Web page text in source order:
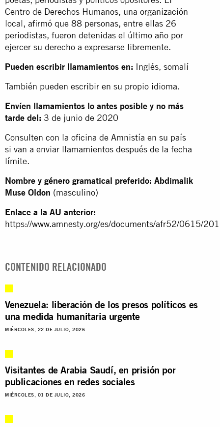
Centro de Derechos Humanos, una organización
local, afirmó que 88 personas, entre ellas 26
periodistas, fueron detenidas el último año por
ejercer su derecho a expresarse libremente.
Pueden escribir llamamientos en: Inglés, somalí
También pueden escribir en su propio idioma.
Envíen llamamientos lo antes posible y no más
tarde del: 3 de junio de 2020
Consulten con la oficina de Amnistía en su país
si van a enviar llamamientos después de la fecha
límite.
Nombre y género gramatical preferido: Abdimalik
Muse Oldon (masculino)
Enlace a la AU anterior:
https://www.amnesty.org/es/documents/afr52/0615/
CONTENIDO RELACIONADO
Venezuela: liberación de los presos políticos es
una medida humanitaria urgente
MIÉRCOLES, 22 DE JULIO, 2026
Visitantes de Arabia Saudí, en prisión por
publicaciones en redes sociales
MIÉRCOLES, 01 DE JULIO, 2026